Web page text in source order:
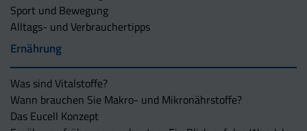
Sport und Bewegung
Alltags- und Verbrauchertipps
Ernährung
Was sind Vitalstoffe?
Wann brauchen Sie Makro- und Mikronährstoffe?
Das Eucell Konzept